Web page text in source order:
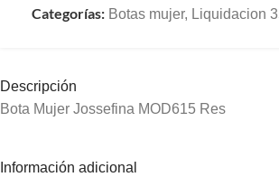
Categorías: Botas mujer, Liquidacion
Descripción
Bota Mujer Jossefina MOD615 Res
Información adicional